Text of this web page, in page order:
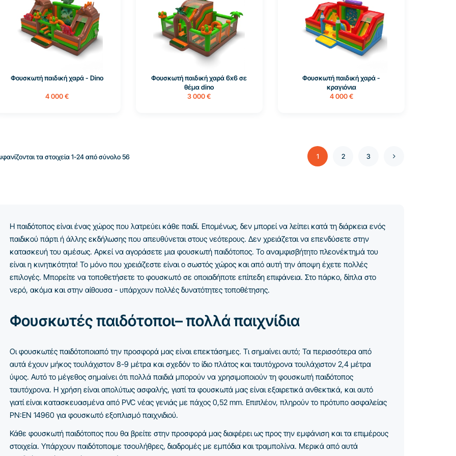
Φουσκωτή παιδική χαρά - Dino
4 000 €
Φουσκωτή παιδική χαρά 6x6 σε
θέμα dino
3 000 €
Φουσκωτή παιδική χαρά -
κραγιόνια
4 000 €
τα στοιχεία 1-24 από σύνολο 56 1 2 3
Η παιδότοπος είναι ένας χώρος που λατρεύει κάθε παιδί. Επομένως, δεν μπορεί να λείπει κατά τη διάρκεια ενός
παιδικού πάρτι ή άλλης εκδήλωσης που απευθύνεται στους νεότερους. Δεν χρειάζεται να επενδύσετε στην
κατασκευή του αμέσως. Αρκεί να αγοράσετε μια φουσκωτή παιδότοπος. Το αναμφισβήτητο πλεονέκτημά του
είναι η κινητικότητα! Το μόνο που χρειάζεστε είναι ο σωστός χώρος και από αυτή την άποψη έχετε πολλές
επιλογές. Μπορείτε να τοποθετήσετε το φουσκωτό σε οποιαδήποτε επίπεδη επιφάνεια. Στο πάρκο, δίπλα στο
νερό, ακόμα και στην αίθουσα - υπάρχουν πολλές δυνατότητες τοποθέτησης.
Φουσκωτές παιδότοποι– πολλά παιχνίδια
Οι φουσκωτές παιδότοποιαπό την προσφορά μας είναι επεκτάσημες. Τι σημαίνει αυτό; Τα περισσότερα από
αυτά έχουν μήκος τουλάχιστον 8-9 μέτρα και σχεδόν το ίδιο πλάτος και ταυτόχρονα τουλάχιστον 2,4 μέτρα
ύψος. Αυτό το μέγεθος σημαίνει ότι πολλά παιδιά μπορούν να χρησιμοποιούν τη φουσκωτή παιδότοπος
ταυτόχρονα. Η χρήση είναι απολύτως ασφαλής, γιατί τα φουσκωτά μας είναι εξαιρετικά ανθεκτικά, και αυτό
γιατί είναι κατασκευασμένα από PVC νέας γενιάς με πάχος 0,52 mm. Επιπλέον, πληρούν το πρότυπο ασφαλείας
PN:EN 14960 για φουσκωτό εξοπλισμό παιχνιδιού.
Κάθε φουσκωτή παιδότοπος που θα βρείτε στην προσφορά μας διαφέρει ως προς την εμφάνιση και τα επιμέρους
στοιχεία. Υπάρχουν παιδότοποιμε τσουλήθρες, διαδρομές με εμπόδια και τραμπολίνα. Μερικά από αυτά